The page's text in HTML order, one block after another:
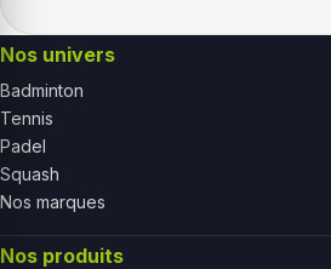
Nos univers
Badminton
Tennis
Padel
Squash
Nos marques
Nos produits